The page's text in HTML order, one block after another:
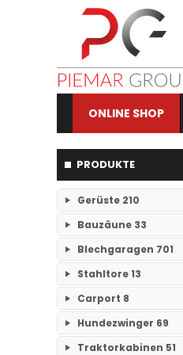
ONLINE SHOP
PRODUKTE
Gerüste 210
RAM- 1 Gerüst Breite 73
RAM-2 Gerüst Breite 70
Bauzäune 33
Einzelteile Bauzäune
Bauzäune SET
Blechgaragen 701
Einzelgaragen
Doppelgaragen
3-Fachgaragen
Stahltore13
Keine Unterkategorien
Carport 8
Keine Unterkategorien
Hundezwinger 69
Keine Unterkategorien
Traktorkabinen 51